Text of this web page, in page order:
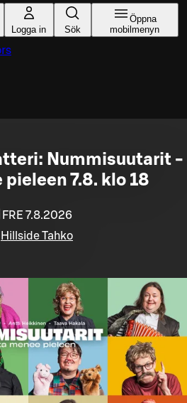
Logga in Sök
Öppna
mobilmenyn
Nummisuutarit -
7.8. klo 18
FRE 7.8.2026
Hillside Tahko